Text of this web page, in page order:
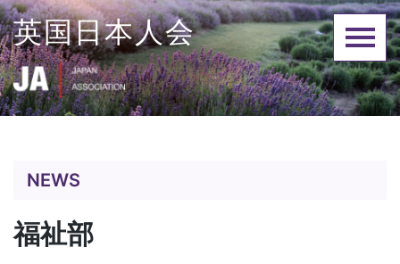
Skip
to
content
英国日本人会
NEWS
福祉部